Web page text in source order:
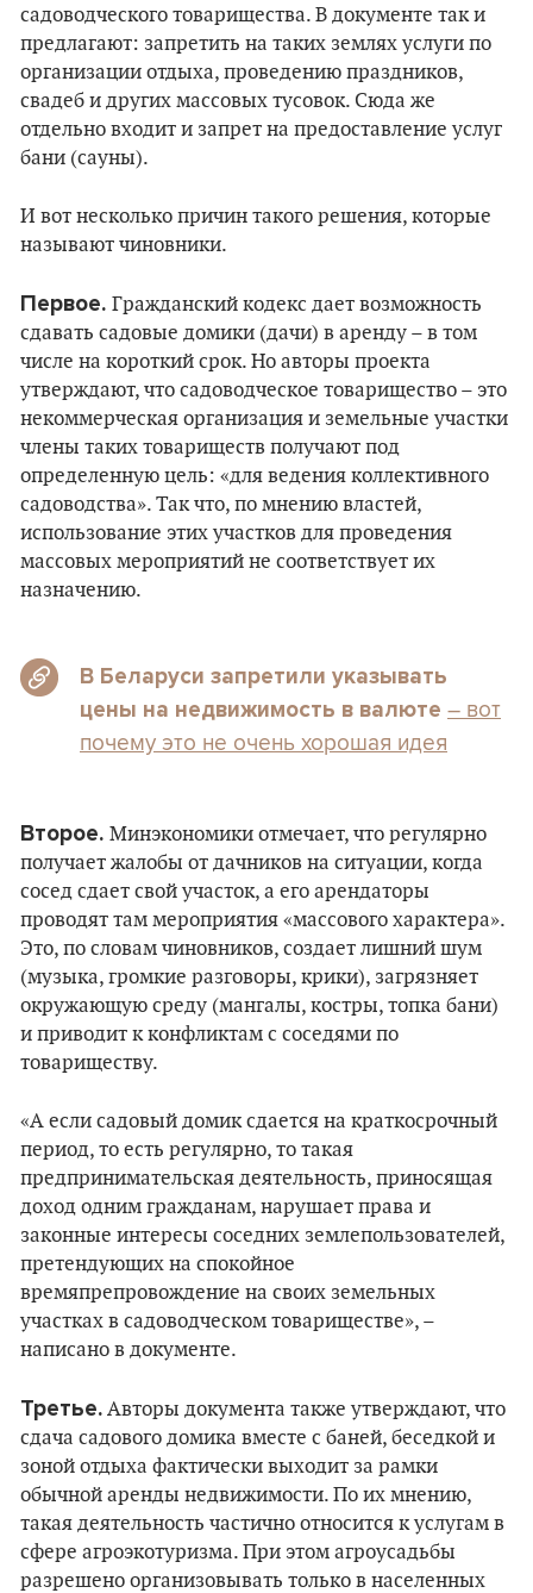
садоводческого товарищества. В документе так и
предлагают: запретить на таких землях услуги по
организации отдыха, проведению праздников,
свадеб и других массовых тусовок. Сюда же
отдельно входит и запрет на предоставление услуг
бани (сауны).
И вот несколько причин такого решения, которые
называют чиновники.
Первое. Гражданский кодекс дает возможность
сдавать садовые домики (дачи) в аренду – в том
числе на короткий срок. Но авторы проекта
утверждают, что садоводческое товарищество – это
некоммерческая организация и земельные участки
члены таких товариществ получают под
определенную цель: «для ведения коллективного
садоводства». Так что, по мнению властей,
использование этих участков для проведения
массовых мероприятий не соответствует их
назначению.
В Беларуси запретили указывать
цены на недвижимость в валюте – вот
почему это не очень хорошая идея
Второе. Минэкономики отмечает, что регулярно
получает жалобы от дачников на ситуации, когда
сосед сдает свой участок, а его арендаторы
проводят там мероприятия «массового характера».
Это, по словам чиновников, создает лишний шум
(музыка, громкие разговоры, крики), загрязняет
окружающую среду (мангалы, костры, топка бани)
и приводит к конфликтам с соседями по
товариществу.
«А если садовый домик сдается на краткосрочный
период, то есть регулярно, то такая
предпринимательская деятельность, приносящая
доход одним гражданам, нарушает права и
законные интересы соседних землепользователей,
претендующих на спокойное
времяпрепровождение на своих земельных
участках в садоводческом товариществе», –
написано в документе.
Третье. Авторы документа также утверждают, что
сдача садового домика вместе с баней, беседкой и
зоной отдыха фактически выходит за рамки
обычной аренды недвижимости. По их мнению,
такая деятельность частично относится к услугам в
сфере агроэкотуризма. При этом агроусадьбы
разрешено организовывать только в населенных